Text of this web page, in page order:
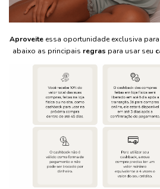
Aproveite essa oportunidade exclusiva
abaixo as principais regras para usar seu